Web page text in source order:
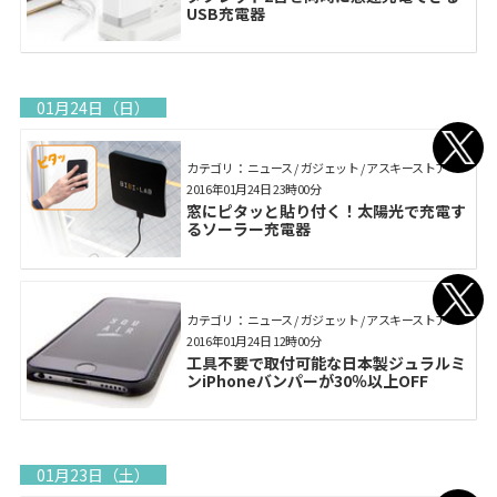
USB充電器
01月24日（日）
カテゴリ： ニュース / ガジェット / アスキーストア
窓にピタッと貼り付く！太陽光で充電す
るソーラー充電器
2016年01月24日 23時00分
カテゴリ： ニュース / ガジェット / アスキーストア
工具不要で取付可能な日本製ジュラルミ
ンiPhoneバンパーが30％以上OFF
2016年01月24日 12時00分
01月23日（土）